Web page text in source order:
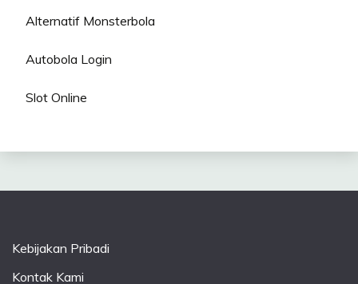
Alternatif Monsterbola
Autobola Login
Slot Online
Kebijakan Pribadi
Kontak Kami